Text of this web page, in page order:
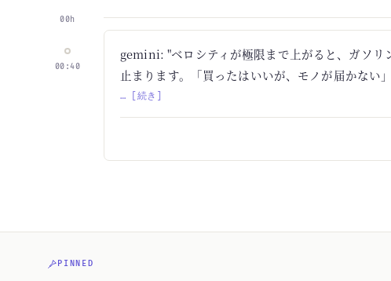
00h
00:40
gemini: "ベロシティが極限まで上がると、ガソリ
止まります。「買ったはいいが、モノが届かない
… [続き]
PINNED